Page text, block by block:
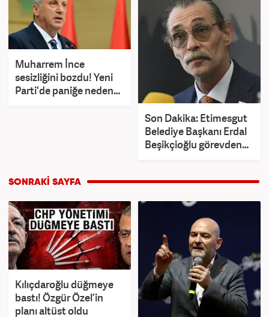
Muharrem İnce
sesizliğini bozdu! Yeni
Parti'de paniğe neden
Son Dakika: Etimesgut
Belediye Başkanı Erdal
Beşikçioğlu görevden
Kılıçdaroğlu düğmeye
bastı! Özgür Özel’in
planı altüst oldu